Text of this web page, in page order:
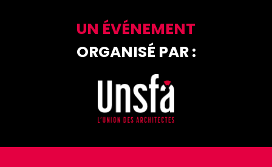
UN ÉVÉNEMENT
ORGANISÉ PAR :